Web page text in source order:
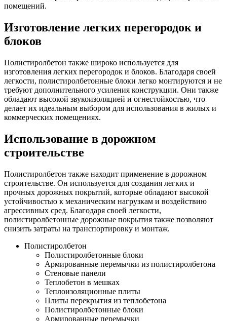
помещений.
Изготовление легких перегородок и
блоков
Полистиролбетон также широко используется для
изготовления легких перегородок и блоков. Благодаря своей
легкости, полистиролбетонные блоки легко монтируются и не
требуют дополнительного усиления конструкции. Они также
обладают высокой звукоизоляцией и огнестойкостью, что
делает их идеальным выбором для использования в жилых и
коммерческих помещениях.
Использование в дорожном
строительстве
Полистиролбетон также находит применение в дорожном
строительстве. Он используется для создания легких и
прочных дорожных покрытий, которые обладают высокой
устойчивостью к механическим нагрузкам и воздействию
агрессивных сред. Благодаря своей легкости,
полистиролбетонные дорожные покрытия также позволяют
снизить затраты на транспортировку и монтаж.
Полистиролбетон
Полистиролбетонные блоки
Армированные перемычки из полистиролбетона
Стеновые панели
Теплобетон в мешках
Теплоизоляционные плиты
Плиты перекрытия из теплобетона
Полистиролбетонные блоки
Армированные перемычки